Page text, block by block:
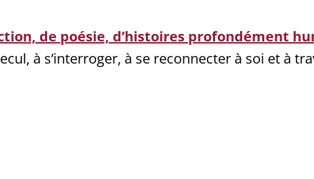
de poésie, d’histoires profondément
à s’interroger, à se reconnecter à soi et à